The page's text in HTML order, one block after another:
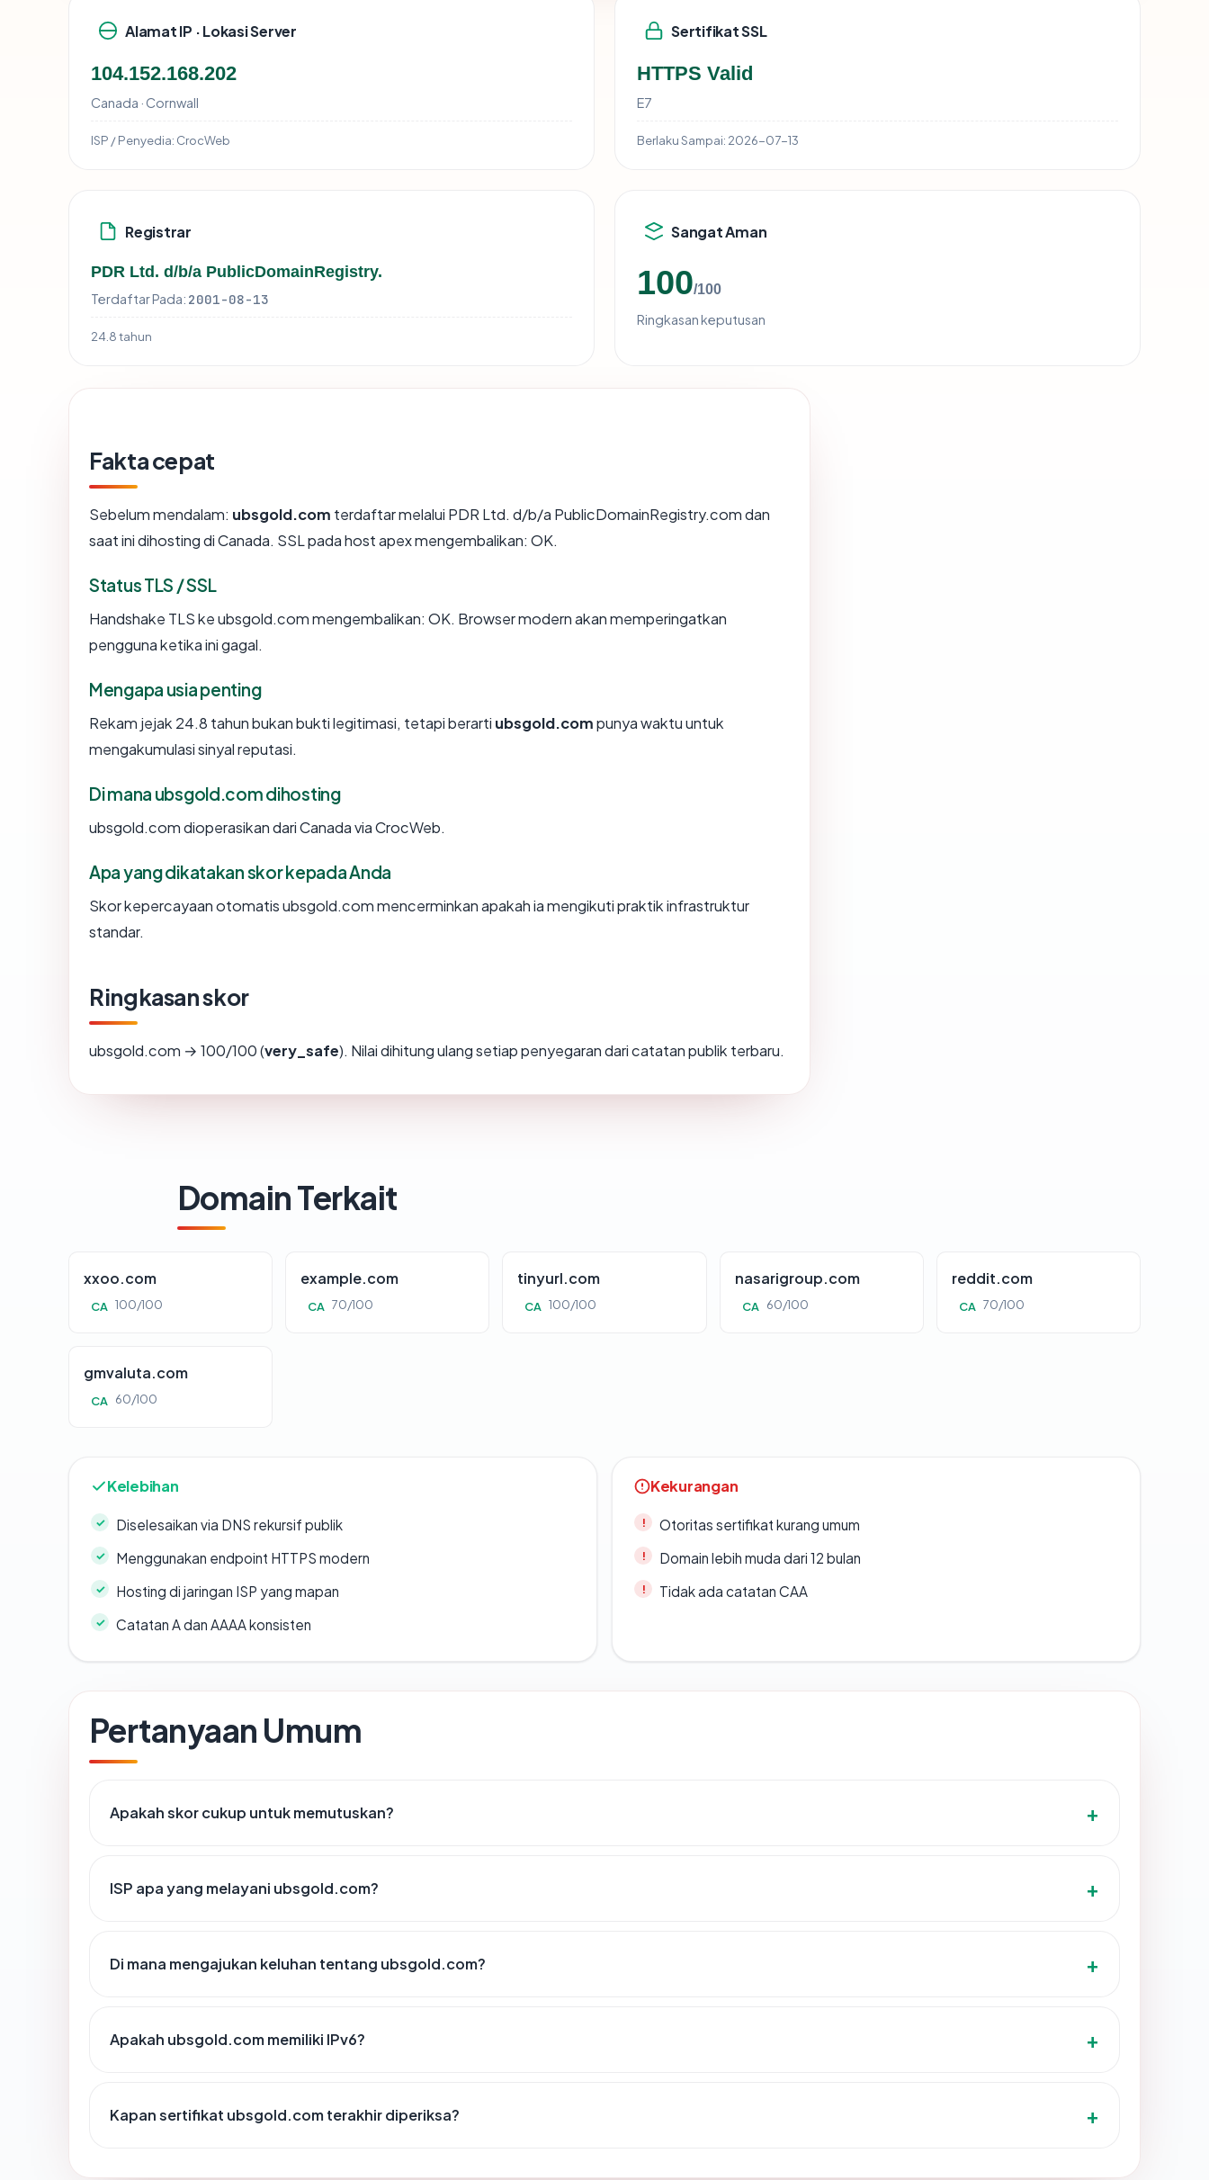
Alamat IP · Lokasi Server
104.152.168.202
Canada · Cornwall
ISP / Penyedia: CrocWeb
Sertifikat SSL
HTTPS Valid
E7
Berlaku Sampai: 2026-07-13
Registrar
PDR Ltd. d/b/a PublicDomainRegistry.
Terdaftar Pada: 2001-08-13
24.8 tahun
Sangat Aman
100/100
Ringkasan keputusan
Fakta cepat
Sebelum mendalam: ubsgold.com terdaftar melalui PDR Ltd. d/b/a PublicDomainRegistry.com dan
saat ini dihosting di Canada. SSL pada host apex mengembalikan: OK.
Status TLS / SSL
Handshake TLS ke ubsgold.com mengembalikan: OK. Browser modern akan memperingatkan
pengguna ketika ini gagal.
Mengapa usia penting
Rekam jejak 24.8 tahun bukan bukti legitimasi, tetapi berarti ubsgold.compunya waktu untuk
mengakumulasi sinyal reputasi.
Di mana ubsgold.com dihosting
ubsgold.com dioperasikan dari Canada via CrocWeb.
Apa yang dikatakan skor kepada Anda
Skor kepercayaan otomatis ubsgold.com mencerminkan apakah ia mengikuti praktik infrastruktur
standar.
Ringkasan skor
ubsgold.com → 100/100 (very_safe). Nilai dihitung ulang setiap penyegaran dari catatan publik terbaru.
Domain Terkait
xxoo.com
CA 100/100
example.com
CA 70/100
tinyurl.com
CA 100/100
nasarigroup.com
CA 60/100
reddit.com
CA 70/100
gmvaluta.com
CA 60/100
Kelebihan
Diselesaikan via DNS rekursif publik
Menggunakan endpoint HTTPS modern
Hosting di jaringan ISP yang mapan
Catatan A dan AAAA konsisten
Kekurangan
Otoritas sertifikat kurang umum
Domain lebih muda dari 12 bulan
Tidak ada catatan CAA
Pertanyaan Umum
Apakah skor cukup untuk memutuskan?
ISP apa yang melayani ubsgold.com?
Di mana mengajukan keluhan tentang ubsgold.com?
Apakah ubsgold.com memiliki IPv6?
Kapan sertifikat ubsgold.com terakhir diperiksa?